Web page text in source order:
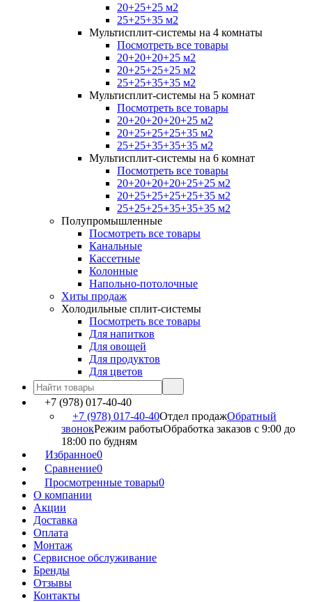
20+25+25 м2
25+25+35 м2
Мультисплит-системы на 4 комнаты
Посмотреть все товары
20+20+20+25 м2
20+25+25+25 м2
25+25+35+35 м2
Мультисплит-системы на 5 комнат
Посмотреть все товары
20+20+20+20+25 м2
20+25+25+25+35 м2
25+25+35+35+35 м2
Мультисплит-системы на 6 комнат
Посмотреть все товары
20+20+20+20+25+25 м2
20+25+25+25+25+35 м2
25+25+25+35+35+35 м2
Полупромышленные
Посмотреть все товары
Канальные
Кассетные
Колонные
Напольно-потолочные
Хиты продаж
Холодильные сплит-системы
Посмотреть все товары
Для напитков
Для овощей
Для продуктов
Для цветов
+7 (978) 017-40-40
+7 (978) 017-40-40Отдел продажОбратный
звонокРежим работыОбработка заказов с 9:00 до
18:00 по будням
Избранное0
Сравнение0
Просмотренные товары0
О компании
Акции
Доставка
Оплата
Монтаж
Сервисное обслуживание
Бренды
Отзывы
Контакты